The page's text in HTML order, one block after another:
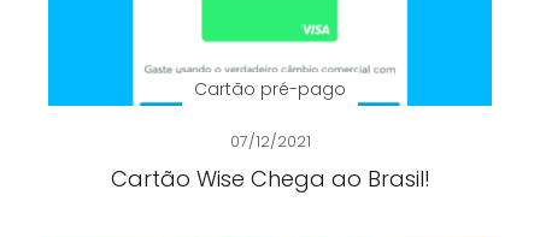
Cartão pré-pago
07/12/2021
Cartão Wise Chega ao Brasil!